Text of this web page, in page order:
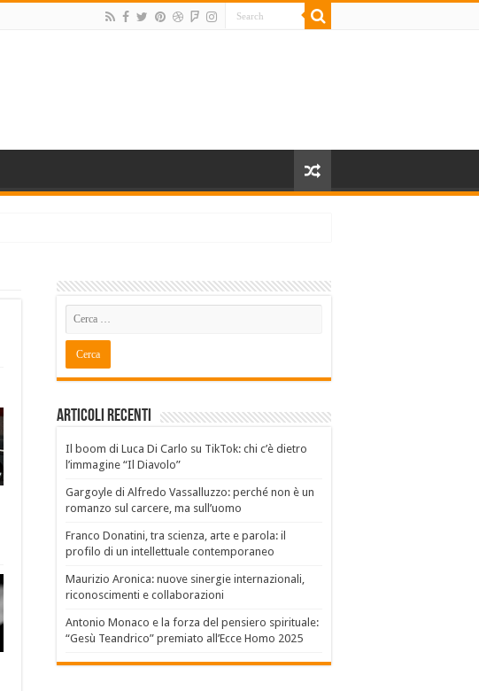
Articoli recenti
Il boom di Luca Di Carlo su TikTok: chi c’è dietro
l’immagine “Il Diavolo”
Gargoyle di Alfredo Vassalluzzo: perché non è un
romanzo sul carcere, ma sull’uomo
Franco Donatini, tra scienza, arte e parola: il
profilo di un intellettuale contemporaneo
Maurizio Aronica: nuove sinergie internazionali,
riconoscimenti e collaborazioni
Antonio Monaco e la forza del pensiero spirituale:
“Gesù Teandrico” premiato all’Ecce Homo 2025